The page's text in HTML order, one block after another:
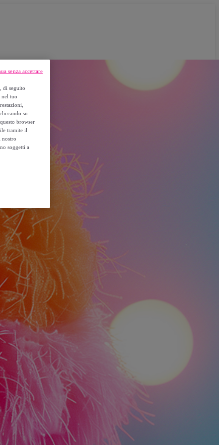
di seguito
tuo
su
browser
tramite il
nostro
soggetti a
senza accettare